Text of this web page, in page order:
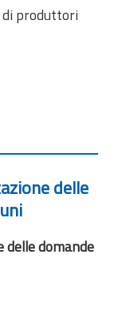
produttori
delle
domande